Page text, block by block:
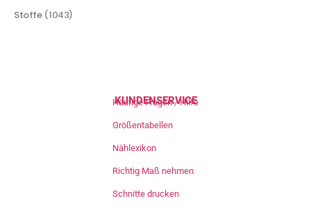
Stoffe (1043)
KUNDENSERVICE
Häufige Fragen / Hilfe
Größentabellen
Nählexikon
Richtig Maß nehmen
Schnitte drucken